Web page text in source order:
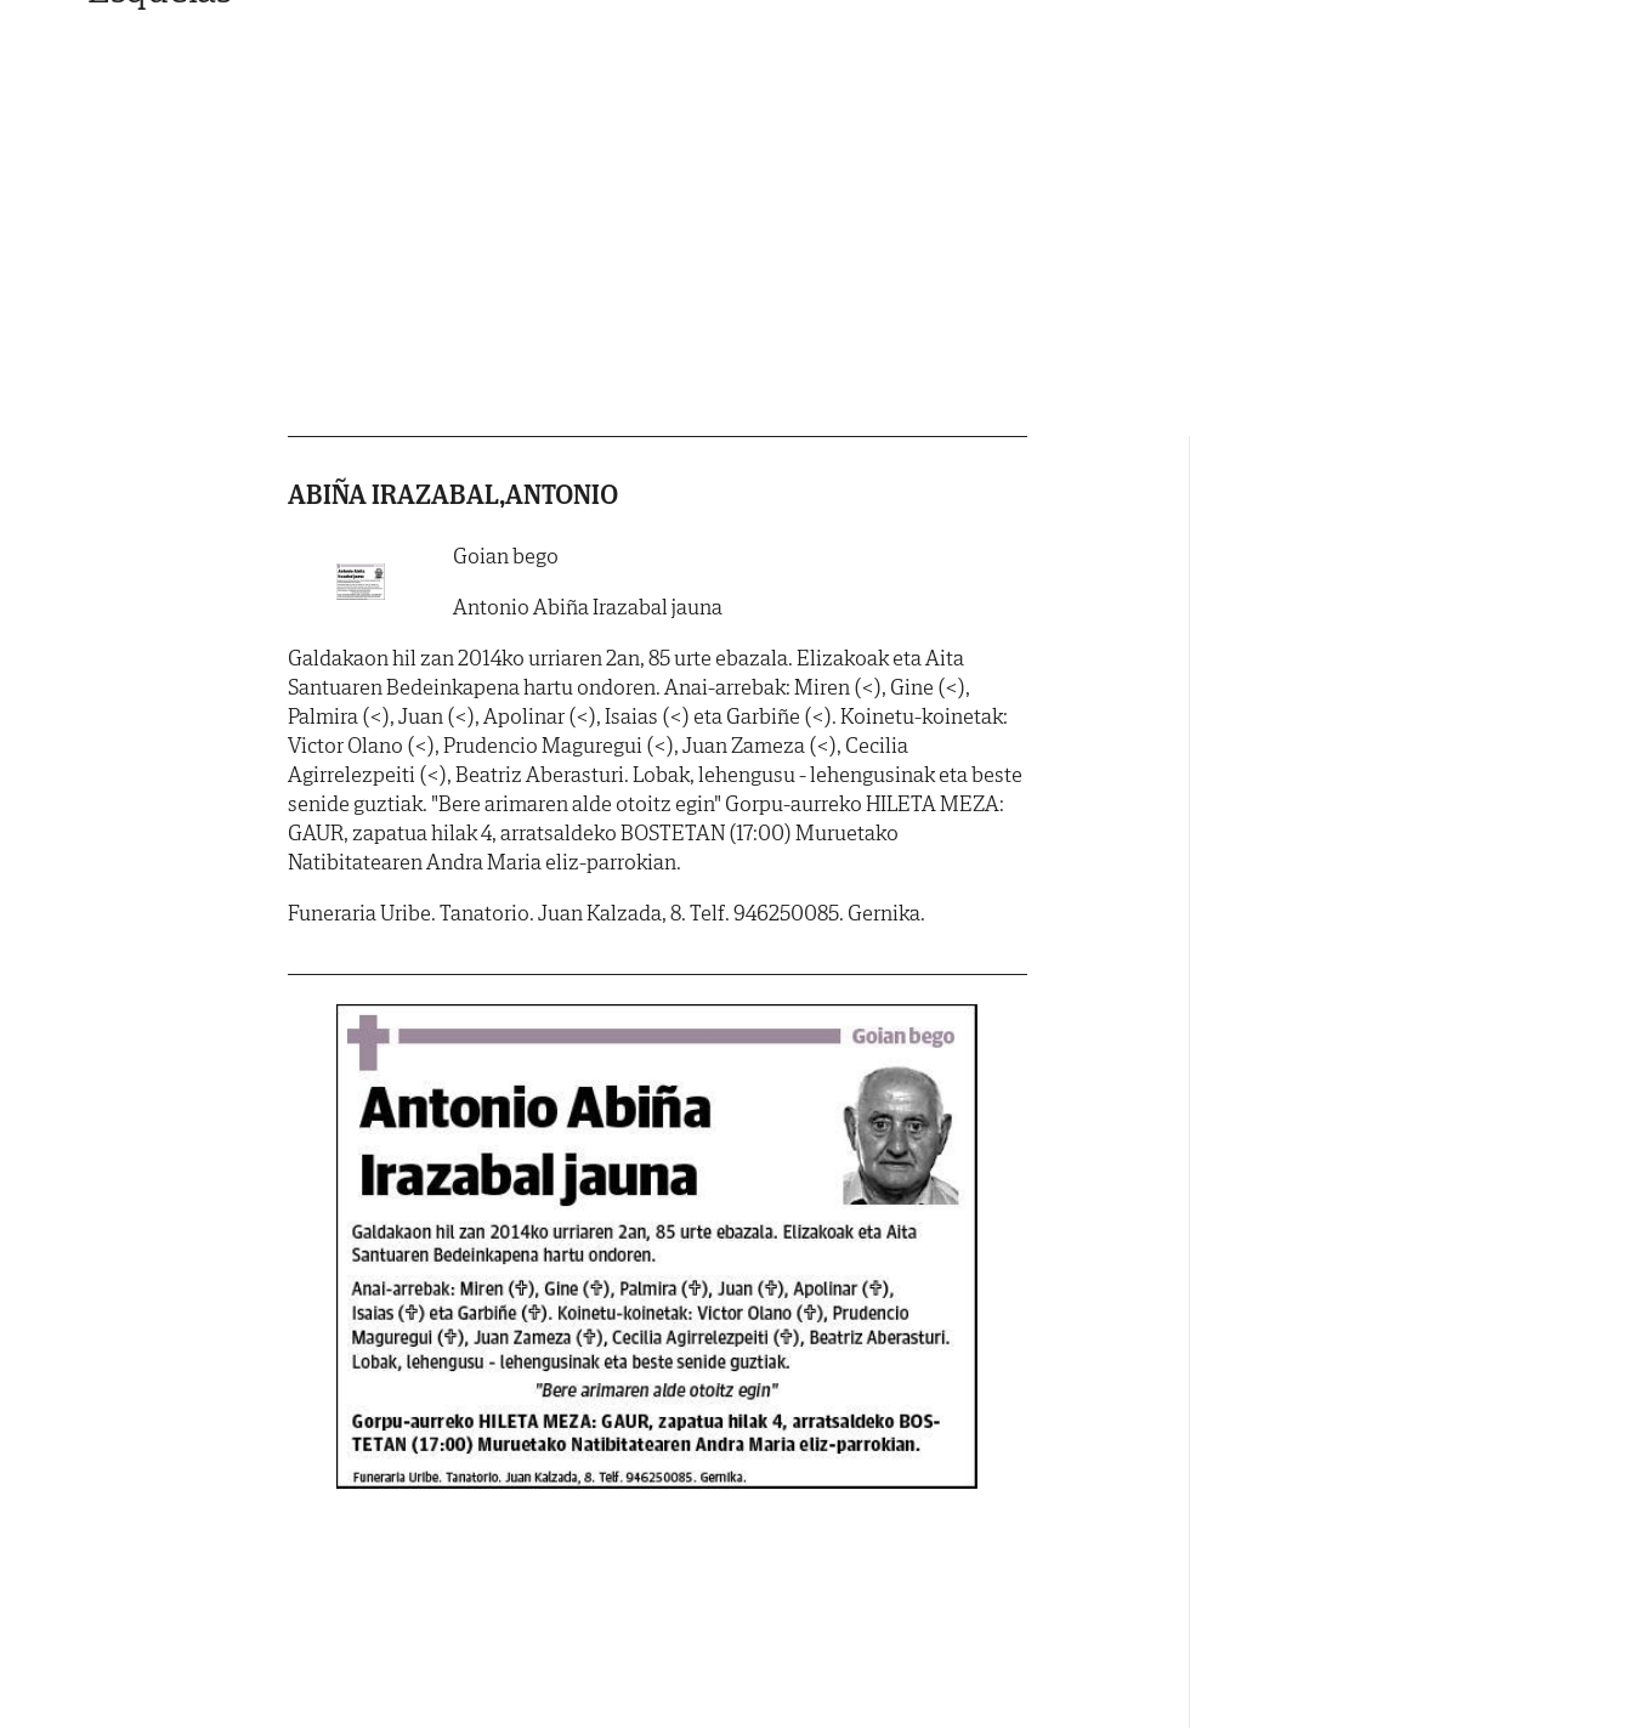
ABIÑA IRAZABAL,ANTONIO
Goian bego
Antonio Abiña Irazabal jauna
Galdakaon hil zan 2014ko urriaren 2an, 85 urte ebazala. Elizakoak eta Aita
Santuaren Bedeinkapena hartu ondoren. Anai-arrebak: Miren (<), Gine (<),
Palmira (<), Juan (<), Apolinar (<), Isaias (<) eta Garbiñe (<). Koinetu-koinetak:
Victor Olano (<), Prudencio Maguregui (<), Juan Zameza (<), Cecilia
Agirrelezpeiti (<), Beatriz Aberasturi. Lobak, lehengusu - lehengusinak eta beste
senide guztiak. "Bere arimaren alde otoitz egin" Gorpu-aurreko HILETA MEZA:
GAUR, zapatua hilak 4, arratsaldeko BOSTETAN (17:00) Muruetako
Natibitatearen Andra Maria eliz-parrokian.
Funeraria Uribe. Tanatorio. Juan Kalzada, 8. Telf. 946250085. Gernika.